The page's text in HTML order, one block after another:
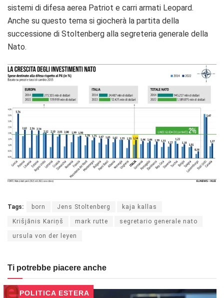
sistemi di difesa aerea Patriot e carri armati Leopard.
Anche su questo tema si giocherà la partita della
successione di Stoltenberg alla segreteria generale della
Nato.
Tags: born Jens Stoltenberg kaja kallas
Krišjānis Kariņš mark rutte segretario generale nato
ursula von der leyen
Ti potrebbe piacere anche
POLITICA ESTERA